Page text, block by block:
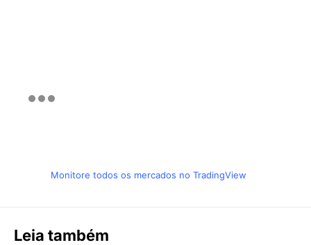
Monitore todos os mercados no TradingView
Leia também